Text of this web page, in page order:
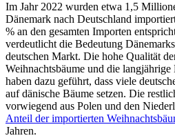
Im Jahr 2022 wurden etwa 1,5
Dänemark nach Deutschland
% an den gesamten Importen
verdeutlicht die Bedeutung
deutschen Markt. Die hohe Qualität
Weihnachtsbäume und die
haben dazu geführt, dass viele
auf dänische Bäume setzen. Die
vorwiegend aus Polen und den
Anteil der importierten
Jahren.